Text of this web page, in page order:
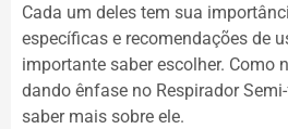
Cada um deles tem sua
específicas e recomendações de
importante saber escolher. Como
dando ênfase no Respirador
saber mais sobre ele.